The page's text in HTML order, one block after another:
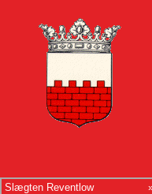
Slægten Reventlow